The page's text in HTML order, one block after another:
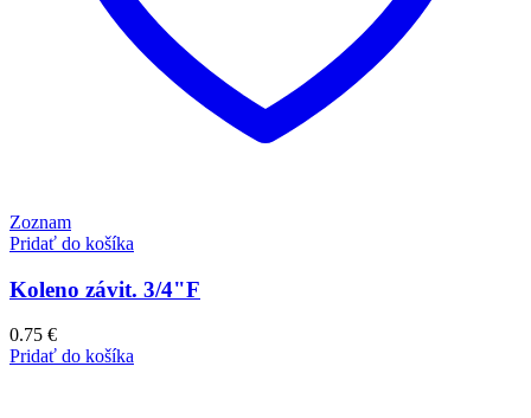
Zoznam
Pridať do košíka
Koleno závit. 3/4"F
0.75 €
Pridať do košíka